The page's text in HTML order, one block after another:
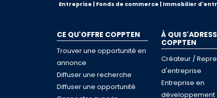
Entreprise | Fonds de commerce | Immobilier
CE QU'OFFRE COPPTEN
Trouver une opportunité en
annonce
Diffuser une recherche
Diffuser une opportunité
À QUI
COPPTEN
Créateur /
d'entreprise
Entreprise en
développement